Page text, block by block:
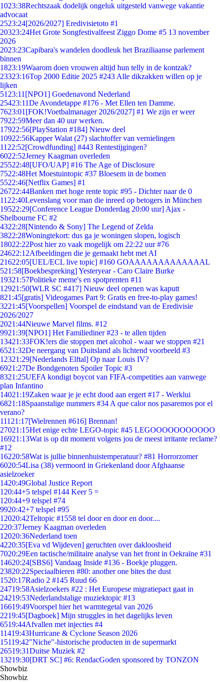
1023:38Rechtszaak dodelijk ongeluk uitgesteld vanwege vakantie
advocaat
2523:24[2026/2027] Eredivisietoto #1
20323:24Het Grote Songfestivalfeest Ziggo Dome #5 13 november
2026
2023:23Capibara's wandelen doodleuk het Braziliaanse parlement
binnen
1823:19Waarom doen vrouwen altijd hun telly in de kontzak?
23323:16Top 2000 Editie 2025 #243 Alle dikzakken willen op je
lijken
51 23:11 [NPO1] Goedenavond Nederland
25423:11De Avondetappe #176 - Met Ellen ten Damme.
7623:01 [FOK!Voetbalmanager 2026/2027] #1 We zijn er weer
7922:59Meer dan 40 uur werken.
17922:56[PlayStation #184] Nieuw deel
10922:56Kapper Walat (27) slachtoffer van vernielingen
11 22:52[Crowdfunding] #443 Rentestijgingen?
6022:52Jerney Kaagman overleden
25522:48[UFO/UAP] #16 The Age of Disclosure
7522:48Het Moestuintopic #37 Bloesem in de bomen
5522:46[Netflix Games] #1
26722:44Banken met hoge rente topic #95 - Dichter naar de 0
11 22:40Levenslang voor man die inreed op betogers in München
19522:29[Conference League Donderdag 20:00 uur] Ajax -
Shelbourne FC #2
4322:28[Nintendo & Sony] The Legend of Zelda
3822:28Woningtekort: dus ga je woningen slopen, logisch
18022:22Post hier zo vaak mogelijk om 22:22 uur #76
24622:12Afbeeldingen die je gemaakt hebt met AI
21622:05[UEL/ECL live topic] #160 GOAAAAAAAAAAAAAL
521:58[Boekbespreking] Yesteryear - Caro Claire Burke
19321:57Politieke meme's en spotprenten #11
12921:50[WLR SC #417] Nieuw deel openen was kaputt
821:45[gratis] Videogames Part 9: Gratis en free-to-play games!
3221:45[Voorspellen] Voorspel de eindstand van de Eredivisie
2026/2027
2021:44Nieuwe Marvel films. #12
9921:39[NPO1] Het Familiediner #23 - te allen tijden
13421:33FOK!ers die stoppen met alcohol - waar we stoppen #21
6521:32De neergang van Duitsland als lichtend voorbeeld #3
12321:29[Nederlands Elftal] Op naar Louis IV?
6921:27De Bondgenoten Spoiler Topic #3
8321:25UEFA kondigt boycot van FIFA-competities aan vanwege
plan Infantino
14021:19Zaken waar je je echt dood aan ergert #17 - Werklui
6821:18Spaanstalige nummers #34 A que calor nos pasaremos por el
verano?
111 21:17[Wielrennen #616] Brennan!
27021:15Het enige echte LEGO-topic #45 LEGOOOOOOOOOOO
16921:13Wat is op dit moment volgens jou de meest irritante reclame?
#12
16220:58Wat is jullie binnenhuistemperatuur? #81 Horrorzomer
6020:54Lisa (38) vermoord in Griekenland door Afghaanse
asielzoeker
1420:49Global Justice Report
1 20:44+5 telspel #144 Keer 5 =
1 20:44+9 telspel #74
9920:42+7 telspel #95
12020:42Teltopic #1558 tel door en door en door....
220:37Jerney Kaagman overleden
12020:36Nederland toen
4220:35[Eva vd Wijdeven] geruchten over dakloosheid
7020:29Een tactische/militaire analyse van het front in Oekraïne #31
14620:24[SBS6] Vandaag Inside #136 - Boekje pluggen.
23820:22Speciaalbieren #80: another one bites the dust
1520:17Radio 2 #145 Ruud 66
24719:58Asielzoekers #22 : Het Europese migratiepact gaat in
24219:53Nederlandstalige muziektopic #13
16619:49Voorspel hier het warmtegetal van 2026
2219:45[Dagboek] Mijn struggles in het dagelijks leven
6519:44Afvallen met injecties #4
11419:43Hurricane & Cyclone Season 2026
15119:42"Niche"-historische producten in de supermarkt
26519:31Duitse Muziek #2
13219:30[DRT SC] #6: RendacGoden sponsored by TONZON
Showbiz
Showbiz